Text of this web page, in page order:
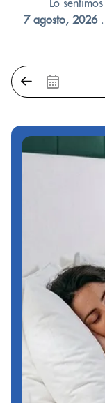
Lo
7 agosto, 2026.